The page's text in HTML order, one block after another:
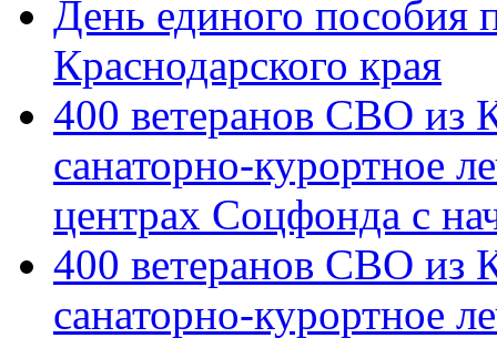
День единого пособия
Краснодарского края
400 ветеранов СВО из
санаторно-курортное
центрах Соцфонда с
400 ветеранов СВО из
санаторно-курортное